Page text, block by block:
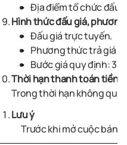
Địa điểmtổ chức đấu
Hìnhthức đấu giá,
Đấu giá trực tuyến.
Phương thức trả giá
Bước giá quy định:
Thờihạn thanh toán tiền
Trong thời hạn không quá
Lưu ý
Trước khi mở cuộc bán